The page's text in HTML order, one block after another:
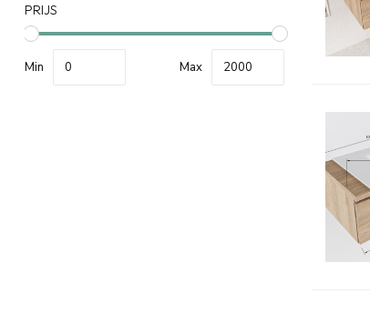
PRIJS
Min Max